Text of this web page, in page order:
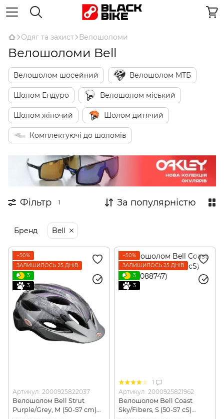
Одяг та захист Велошоломи
Велошоломи Bell
Велошолом шосейний Велошолом МТБ
Шолом Ендуро Велошолом міський
Шолом жіночий Шолом дитячий
Комплектуючі до шоломів
Фільтр 1 За популярністю
Бренд Bell
−50%
ЗАЛИШИЛОСЬ 25 ДНІВ
3
3
Артикул: 2000925822037
Велошолом Bell Strut
Purple/Grey, М (50-57 cm)
−50%
ЗАЛИШИЛОСЬ 25 ДНІВ
3
3
1
Артикул: 2000925821962
Велошолом Bell Coast
Sky/Fibers, S (50-57 cS)